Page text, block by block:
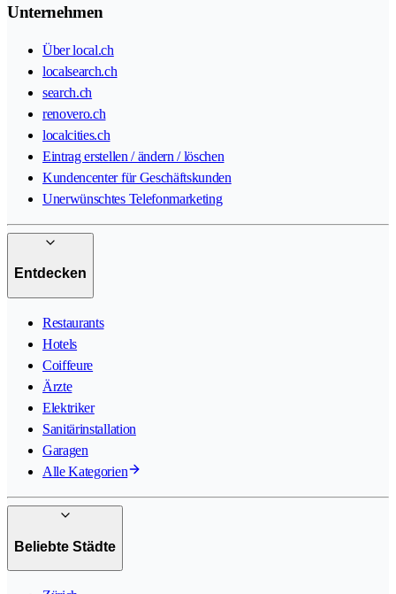
Unternehmen
Über local.ch
localsearch.ch
search.ch
renovero.ch
localcities.ch
Eintrag erstellen / ändern / löschen
Kundencenter für Geschäftskunden
Unerwünschtes Telefonmarketing
Entdecken
Restaurants
Hotels
Coiffeure
Ärzte
Elektriker
Sanitärinstallation
Garagen
Alle Kategorien
Beliebte Städte